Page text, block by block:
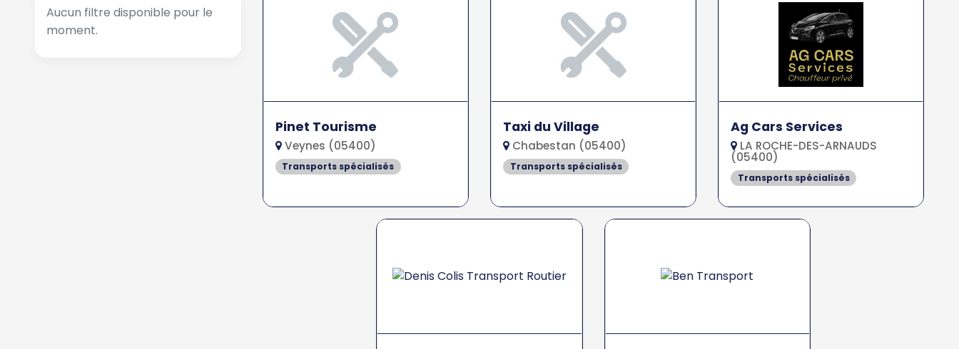
Aucun filtre disponible pour le
moment.
Pinet Tourisme
Veynes (05400)
Transports spécialisés
Taxi du Village
Chabestan (05400)
Transports spécialisés
Ag Cars Services
LA ROCHE-DES-ARNAUDS
(05400)
Transports spécialisés